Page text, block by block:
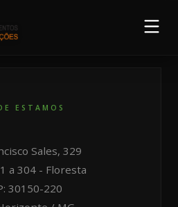
CONOSCO
ESTAMOS
Sales, 329
a 304 - Floresta
30150-220